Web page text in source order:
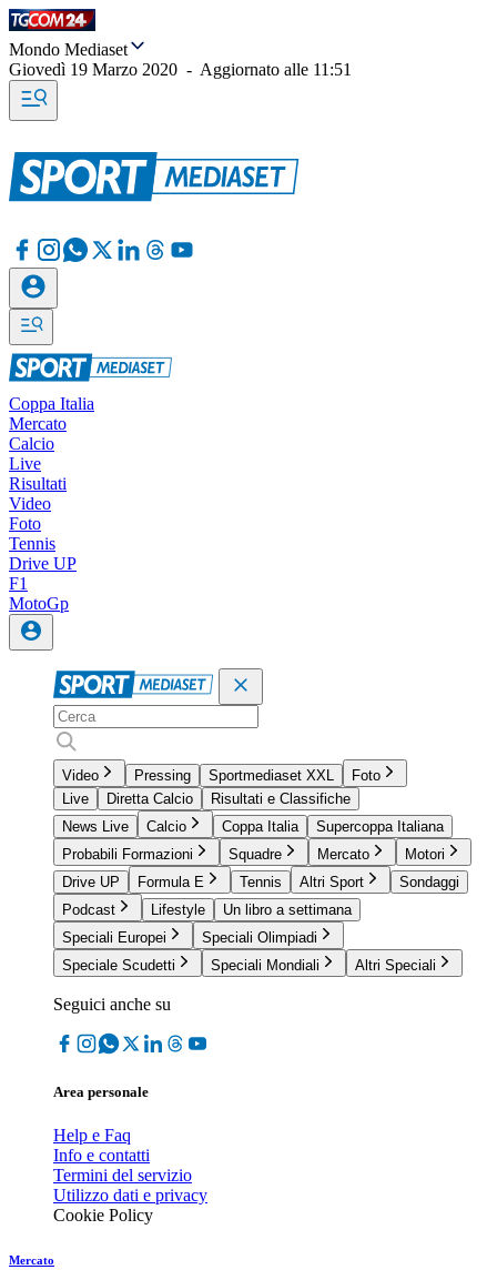
Mondo Mediaset
Giovedì 19 Marzo 2020 - Aggiornato alle 11:51
Coppa Italia
Mercato
Calcio
Live
Risultati
Video
Foto
Tennis
Drive UP
F1
MotoGp
Video Pressing Sportmediaset XXL
Foto
Live
Diretta Calcio
Risultati e Classifiche
News Live
Calcio Coppa Italia
Supercoppa Italiana
Probabili Formazioni
Squadre Mercato
Motori
Drive UP
Formula E Tennis Altri Sport
Sondaggi
Podcast
Lifestyle
Un libro a settimana
Speciali Europei
Speciali Olimpiadi
Speciale Scudetti
Speciali Mondiali Altri Speciali
Seguici anche su
Area personale
Help e Faq
Info e contatti
Termini del servizio
Utilizzo dati e privacy
Cookie Policy
Mercato